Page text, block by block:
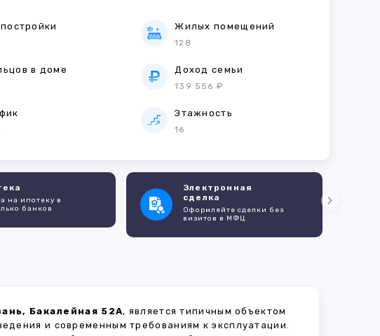
Жилых помещений
128
в доме Доход семьи
139 556 ₽
Этажность
16
на ипотеку в
банков
Электронная
сделка
Оформляйте сделки без
визитов в МФЦ
Бакалейная 52А, является типичным объектом
и современным требованиям к эксплуатации.